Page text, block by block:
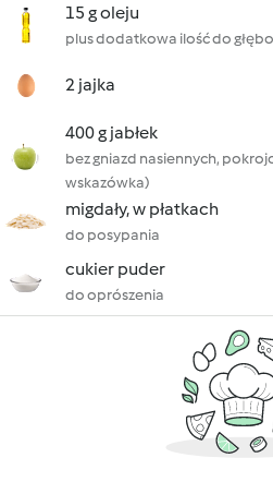
15 g oleju
plus dodatkowa ilość do
2 jajka
400 g jabłek
bez gniazd nasiennych,
wskazówka)
migdały, w płatkach
do posypania
cukier puder
do oprószenia